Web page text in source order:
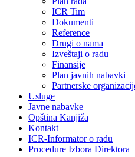
ICR Tim
Dokumenti
Reference
Drugi o nama
Izveštaji o radu
Finansije
Plan javnih nabavki
Partnerske
Usluge
Javne nabavke
Opština Kanjiža
Kontakt
ICR-Informator o radu
Procedure Izbora Direktora